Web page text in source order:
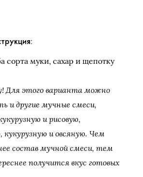
сорта муки, сахар и щепотку
Для этого варианта можно
и другие мучные смеси,
и рисовую,
и овсяную. Чем
состав мучной смеси, тем
получится вкус готовых